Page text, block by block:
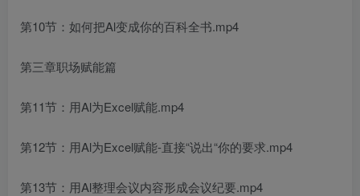
第10节：如何把Al变成你的百科全书.mp4
第三章职场赋能篇
第11节：用Al为Excel赋能.mp4
第12节：用Al为Excel赋能-直接“说出“你的要求.mp4
第13节：用Al整理会议内容形成会议纪要.mp4